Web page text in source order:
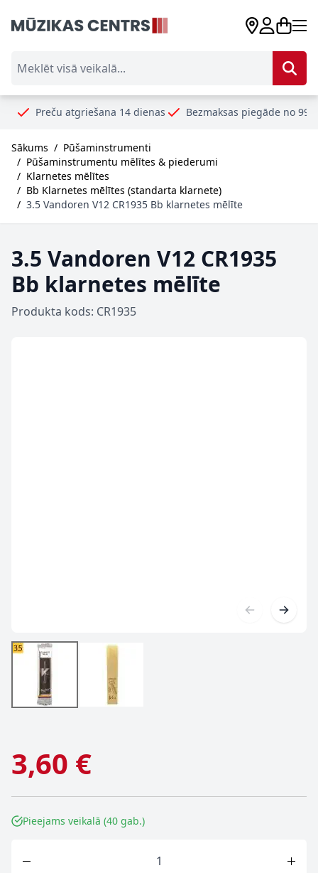
atgriešana 14 dienas Bezmaksas piegāde no 99€ Droši
Sākums / Pūšaminstrumenti
/ Pūšaminstrumentu mēlītes & piederumi
/ Klarnetes mēlītes
/ Bb Klarnetes mēlītes (standarta klarnete)
/ 3.5 Vandoren V12 CR1935 Bb klarnetes mēlīte
3.5 Vandoren V12 CR1935
Bb klarnetes mēlīte
Produkta kods: CR1935
3,60 €
Pieejams veikalā (40 gab.)